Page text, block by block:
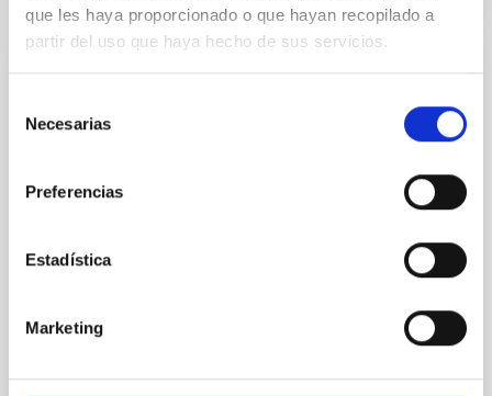
que les haya proporcionado o que hayan recopilado a
partir del uso que haya hecho de sus servicios.
Necesarias
Preferencias
Estadística
Marketing
RESULTADO DE INVESTIGACIÓN
El efecto de campos magnéticos sobre
determinaciones de abundancia solar.
En un estudio diferencial recientemente publicado
(véase ApJ, 724,1536), hemos derivado correcciones
espectros sintéticos derivados de simulaciones del
Sol llevadas a cabo con el código MHD paralelo de
campos magnéticos sobre medidas de abundancia
es igualmente válido para las tres lineas espectrales